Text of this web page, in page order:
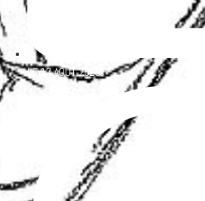
LE17 AOÛT 2020